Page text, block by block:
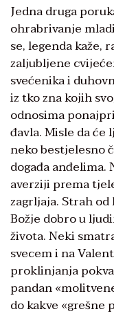
Jedna druga
ohrabrivanje
se, legenda kaže,
zaljubljene
svećenika i
iz tko zna kojih
odnosima
đavla. Misle da će
neko bestjelesno
događa
averziji prema
zagrljaja. Strah
Božje dobro u
života. Neki
svecem i na
proklinjanja
pandan
do kakve «grešne